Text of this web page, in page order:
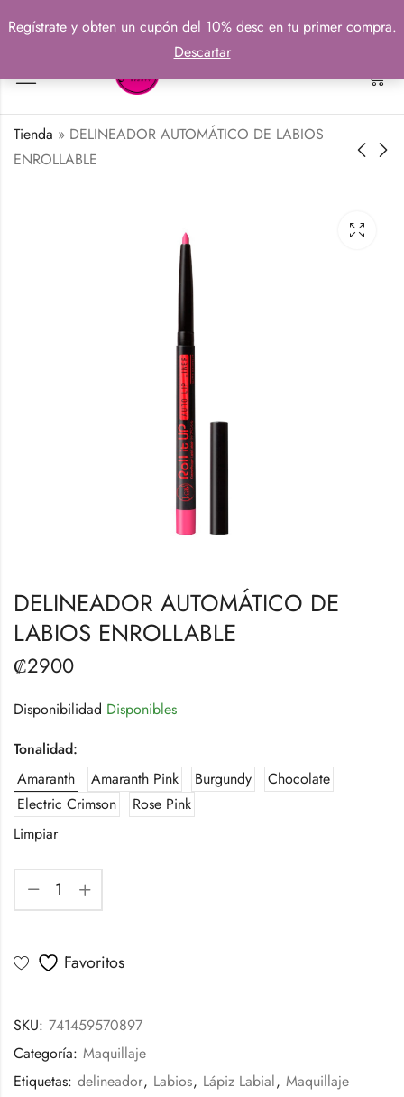
Tienda » DELINEADOR AUTOMÁTICO DE LABIOS
ENROLLABLE
OJOS AUTOMÁTICO
DELINEADOR AUTOMÁTICO DE
LABIOS ENROLLABLE
₡2900
Disponibilidad Disponibles
Tonalidad:
Amaranth
Amaranth Pink Burgundy
Chocolate
Electric Crimson
Rose Pink
Limpiar
Favoritos
SKU: 741459570897
Categoría: Maquillaje
Etiquetas: delineador, Labios, Lápiz Labial, Maquillaje
Regístrate y obten un cupón del 10% desc en tu primer compra.
Descartar